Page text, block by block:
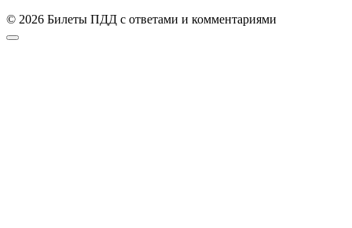
© 2026 Билеты ПДД с ответами и комментариями